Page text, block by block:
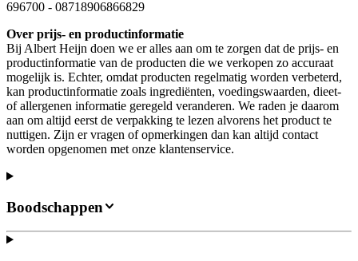
696700 - 08718906866829
Over prijs- en productinformatie
Bij Albert Heijn doen we er alles aan om te zorgen dat de prijs- en
productinformatie van de producten die we verkopen zo accuraat
mogelijk is. Echter, omdat producten regelmatig worden verbeterd,
kan productinformatie zoals ingrediënten, voedingswaarden, dieet-
of allergenen informatie geregeld veranderen. We raden je daarom
aan om altijd eerst de verpakking te lezen alvorens het product te
nuttigen. Zijn er vragen of opmerkingen dan kan altijd contact
worden opgenomen met onze klantenservice.
Boodschappen